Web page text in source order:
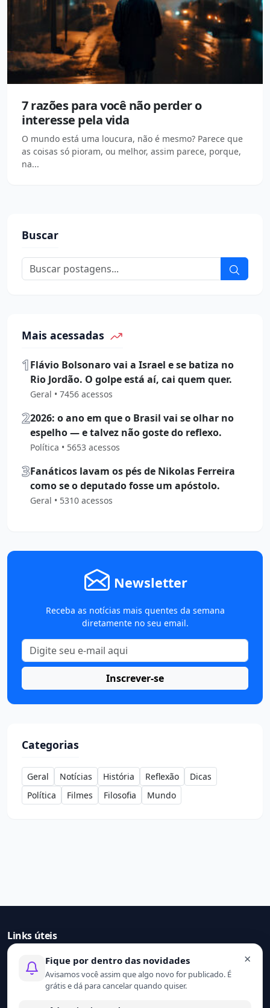
7 razões para você não perder o
interesse pela vida
O mundo está uma loucura, não é mesmo? Parece que
as coisas só pioram, ou melhor, assim parece, porque,
na...
Buscar
Mais acessadas
1Flávio Bolsonaro vai a Israel e se batiza no
Rio Jordão. O golpe está aí, cai quem quer.
Geral • 7456 acessos
22026: o ano em que o Brasil vai se olhar no
espelho — e talvez não goste do reflexo.
Política • 5653 acessos
3Fanáticos lavam os pés de Nikolas Ferreira
como se o deputado fosse um apóstolo.
Geral • 5310 acessos
Newsletter
Receba as notícias mais quentes da semana
diretamente no seu email.
Inscrever-se
Categorias
Geral Notícias História Reflexão
Dicas
Política
Filmes Filosofia Mundo
Links úteis
Início
Contato
Sobre nós
×
Fique por dentro das novidades
Avisamos você assim que algo novo for publicado. É
grátis e dá para cancelar quando quiser.